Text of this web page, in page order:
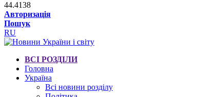
44.4138
Авторизація
Пошук
RU
ВСІ РОЗДІЛИ
Головна
Україна
Всі новини розділу